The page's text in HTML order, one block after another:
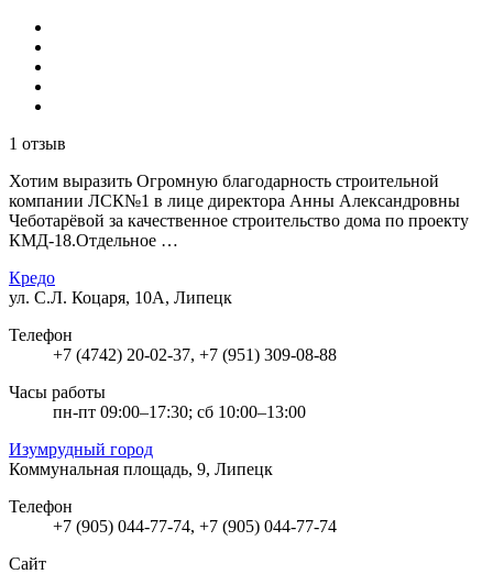
1 отзыв
Хотим выразить Огромную благодарность строительной
компании ЛСК№1 в лице директора Анны Александровны
Чеботарёвой за качественное строительство дома по проекту
КМД-18.Отдельное …
Кредо
ул. С.Л. Коцаря, 10А, Липецк
Телефон
+7 (4742) 20-02-37, +7 (951) 309-08-88
Часы работы
пн-пт 09:00–17:30; сб 10:00–13:00
Изумрудный город
Коммунальная площадь, 9, Липецк
Телефон
+7 (905) 044-77-74, +7 (905) 044-77-74
Сайт